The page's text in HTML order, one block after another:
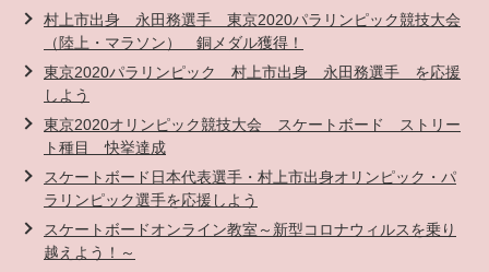
村上市出身 永田務選手 東京2020パラリンピック競技大会
（陸上・マラソン） 銅メダル獲得！
東京2020パラリンピック 村上市出身 永田務選手 を応援
しよう
東京2020オリンピック競技大会 スケートボード ストリー
ト種目 快挙達成
スケートボード日本代表選手・村上市出身オリンピック・パ
ラリンピック選手を応援しよう
スケートボードオンライン教室～新型コロナウィルスを乗り
越えよう！～